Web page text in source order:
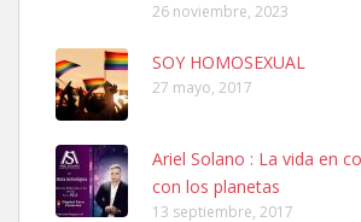
Ninfa perdida
El día 5 se los perdió una ninfa papillera,
26 noviembre, 2023
SOY HOMOSEXUAL
27 mayo, 2017
Ariel Solano : La vida en
con los planetas
13 septiembre, 2017